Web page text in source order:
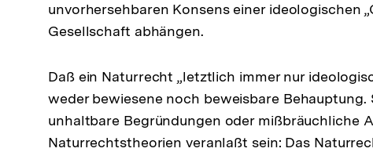
unvorhersehbaren Konsens einer ideologischen
Gesellschaft abhängen.
Daß ein Naturrecht „letztlich immer nur
weder bewiesene noch beweisbare
unhaltbare Begründungen oder mißbräuchliche
Naturrechtstheorien veranlaßt sein: Das